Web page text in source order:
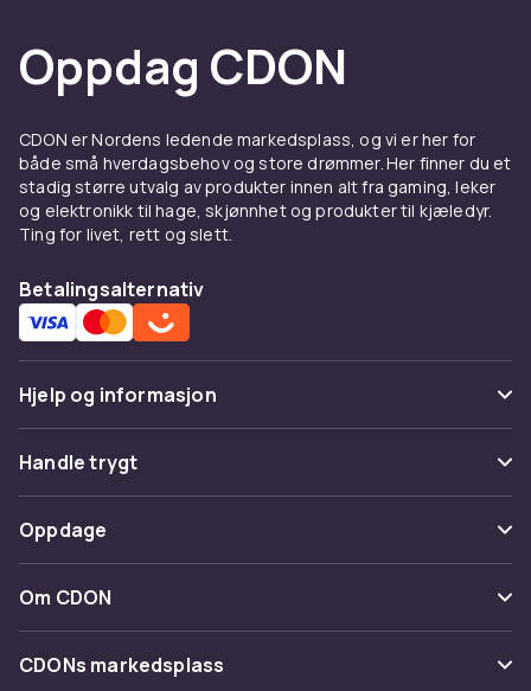
Oppdag CDON
CDON er Nordens ledende markedsplass, og vi er her for
både små hverdagsbehov og store drømmer. Her finner du et
stadig større utvalg av produkter innen alt fra gaming, leker
og elektronikk til hage, skjønnhet og produkter til kjæledyr.
Ting for livet, rett og slett.
Betalingsalternativ
Hjelp og informasjon
Vanlige spørsmål
Spor pakke
Angre & returner her
Kontakt oss
Handle trygt
Betaling
Levering
Tilbakekallinger
Oppdage
Kategorier
Varemerker
Om CDON
Om oss
CDONs markedsplass